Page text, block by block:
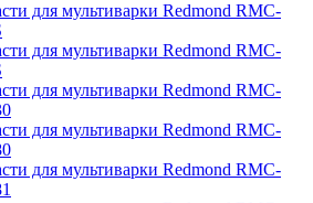
для мультиварки Redmond RMC-
для мультиварки Redmond RMC-
для мультиварки Redmond RMC-
для мультиварки Redmond RMC-
для мультиварки Redmond RMC-